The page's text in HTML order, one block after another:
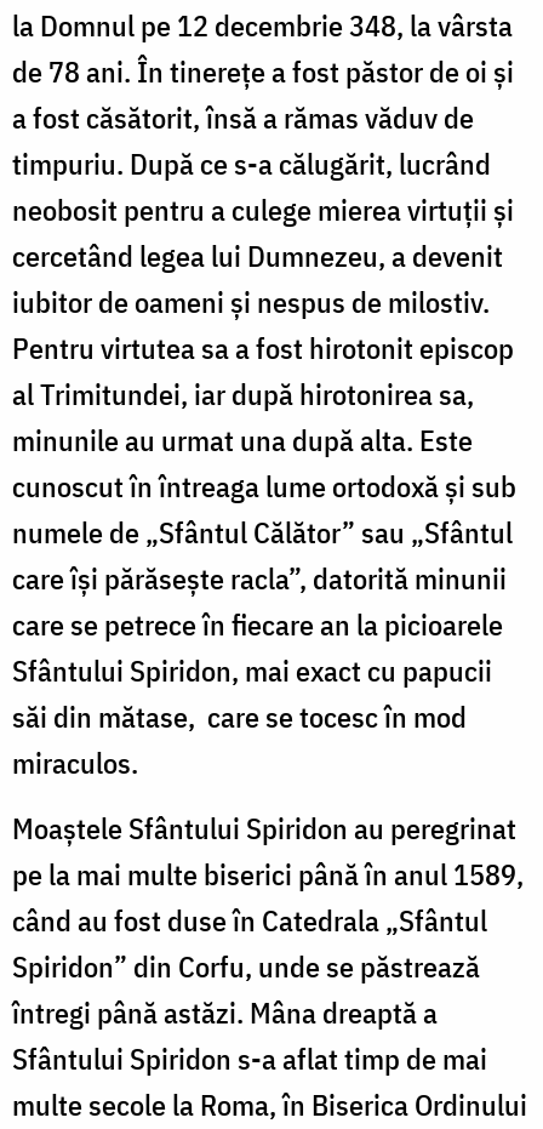
la Domnul pe 12 decembrie 348, la vârsta
de 78 ani. În tinerețe a fost păstor de oi și
a fost căsătorit, însă a rămas văduv de
timpuriu. După ce s-a călugărit, lucrând
neobosit pentru a culege mierea virtuții și
cercetând legea lui Dumnezeu, a devenit
iubitor de oameni și nespus de milostiv.
Pentru virtutea sa a fost hirotonit episcop
al Trimitundei, iar după hirotonirea sa,
minunile au urmat una după alta. Este
cunoscut în întreaga lume ortodoxă și sub
numele de „Sfântul Călător” sau „Sfântul
care își părăsește racla”, datorită minunii
care se petrece în fiecare an la picioarele
Sfântului Spiridon, mai exact cu papucii
săi din mătase, care se tocesc în mod
miraculos.
Moaștele Sfântului Spiridon au peregrinat
pe la mai multe biserici până în anul 1589,
când au fost duse în Catedrala „Sfântul
Spiridon” din Corfu, unde se păstrează
întregi până astăzi. Mâna dreaptă a
Sfântului Spiridon s-a aflat timp de mai
multe secole la Roma, în Biserica Ordinului